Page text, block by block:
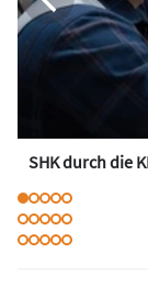
SHK durch die